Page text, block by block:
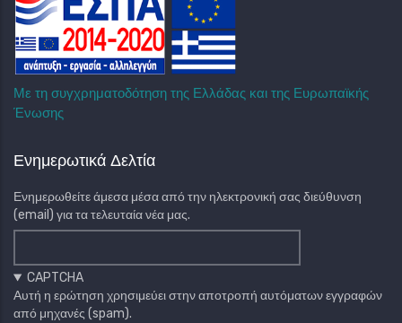
Με τη συγχρηματοδότηση της Ελλάδας και της Ευρωπαϊκής
Ένωσης
Ενημερωτικά Δελτία
Ενημερωθείτε άμεσα μέσα από την ηλεκτρονική σας διεύθυνση
(email) για τα τελευταία νέα μας.
CAPTCHA
Αυτή η ερώτηση χρησιμεύει στην αποτροπή αυτόματων εγγραφών
από μηχανές (spam).